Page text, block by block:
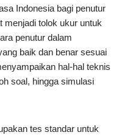
Indonesia bagi penutur
menjadi tolok ukur untuk
penutur dalam
baik dan benar sesuai
hal-hal teknis
soal, hingga simulasi
tes standar untuk